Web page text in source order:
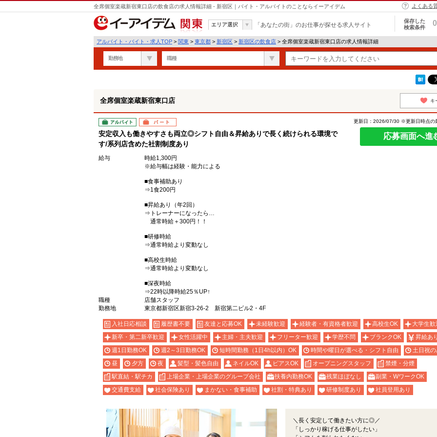
全席個室楽蔵新宿東口店の飲食店の求人情報詳細 - 新宿区｜バイト・アルバイトのことならイーアイデム よくある
関東
エリア選択 「あなたの街」のお仕事が探せる求人サイト
保存した
検索条件
0
アルバイト・バイト・求人TOP > 関東 > 東京都 > 新宿区 > 新宿区の飲食店 > 全席個室楽蔵新宿東口店の求人情報詳細
勤務地 職種
全席個室楽蔵新宿東口店 キ
アルバイト パート
安定収入も働きやすさも両立◎シフト自由＆昇給ありで長く続けられる環境で
す/系列店含めた社割制度あり
更新日：2026/07/30 ※更新日時点の
応募画面へ進
給与
時給1,300円
※給与幅は経験・能力による
■食事補助あり
⇒1食200円
■昇給あり（年2回）
⇒トレーナーになったら…
通常時給＋300円！！
■研修時給
⇒通常時給より変動なし
■高校生時給
⇒通常時給より変動なし
■深夜時給
⇒22時以降時給25％UP↑
職種
店舗スタッフ
勤務地
東京都新宿区新宿3-26-2 新宿第二ビル2・4F
入社日応相談 履歴書不要 友達と応募OK 未経験歓迎 経験者・有資格者歓迎 高校生OK
大学生歓
新卒・第二新卒歓迎
女性活躍中 主婦・主夫歓迎 フリーター歓迎 学歴不問 ブランクOK
昇給あり
週1日勤務OK
週2～3日勤務OK 短時間勤務（1日4h以内）OK 時間や曜日が選べる・シフト自由
土日祝
昼
夕方 夜 髪型・髪色自由 ネイルOK ピアスOK オープニングスタッフ
禁煙・分煙
駅直結・駅チカ
上場企業・上場企業のグループ会社 扶養内勤務OK 残業ほぼなし
副業・WワークOK
交通費支給
社会保険あり まかない・食事補助 社割・特典あり 研修制度あり 社員登用あり
＼長く安定して働きたい方に◎／
「しっかり稼げる仕事がしたい」